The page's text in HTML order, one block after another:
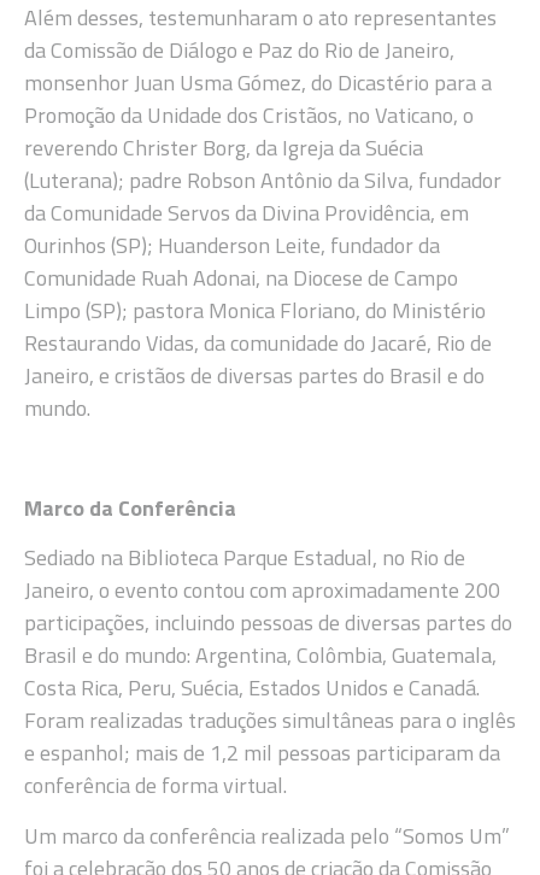
Além desses, testemunharam o ato representantes
da Comissão de Diálogo e Paz do Rio de Janeiro,
monsenhor Juan Usma Gómez, do Dicastério para a
Promoção da Unidade dos Cristãos, no Vaticano, o
reverendo Christer Borg, da Igreja da Suécia
(Luterana); padre Robson Antônio da Silva, fundador
da Comunidade Servos da Divina Providência, em
Ourinhos (SP); Huanderson Leite, fundador da
Comunidade Ruah Adonai, na Diocese de Campo
Limpo (SP); pastora Monica Floriano, do Ministério
Restaurando Vidas, da comunidade do Jacaré, Rio de
Janeiro, e cristãos de diversas partes do Brasil e do
mundo.
Marco da Conferência
Sediado na Biblioteca Parque Estadual, no Rio de
Janeiro, o evento contou com aproximadamente 200
participações, incluindo pessoas de diversas partes do
Brasil e do mundo: Argentina, Colômbia, Guatemala,
Costa Rica, Peru, Suécia, Estados Unidos e Canadá.
Foram realizadas traduções simultâneas para o inglês
e espanhol; mais de 1,2 mil pessoas participaram da
conferência de forma virtual.
Um marco da conferência realizada pelo “Somos Um”
foi a celebração dos 50 anos de criação da Comissão